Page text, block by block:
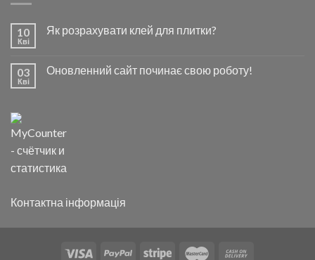
10
Кві
Як розрахувати клей для плитки?
03
Кві
Оновленний сайт починає свою роботу!
Контактна інформація